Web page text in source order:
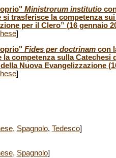
Ministrorum institutio
si trasferisce la competenza
per il Clero” (16 gennaio
]
Fides per doctrinam con
la competenza sulla Catechesi
Nuova Evangelizzazione
]
, Spagnolo, Tedesco]
, Spagnolo]